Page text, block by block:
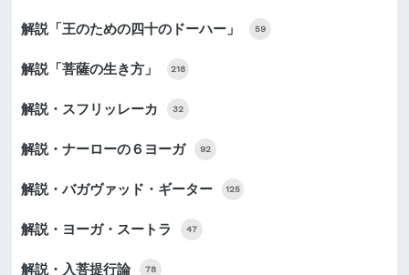
解説「王のための四十のドーハー」 59
解説「菩薩の生き方」 218
解説・スフリッレーカ 32
解説・ナーローの６ヨーガ 92
解説・バガヴァッド・ギーター 125
解説・ヨーガ・スートラ 47
解説・入菩提行論 78